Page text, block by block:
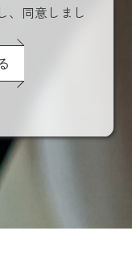
、同意しまし